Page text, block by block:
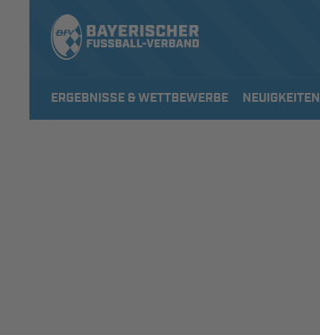
ERGEBNISSE & WETTBEWERBE NEUIGKEITEN